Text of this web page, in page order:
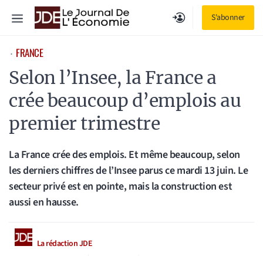
S'abonner
Menu
⋅ FRANCE
Selon l’Insee, la France a
crée beaucoup d’emplois au
premier trimestre
La France crée des emplois. Et même beaucoup, selon
les derniers chiffres de l’Insee parus ce mardi 13 juin. Le
secteur privé est en pointe, mais la construction est
aussi en hausse.
La rédaction JDE